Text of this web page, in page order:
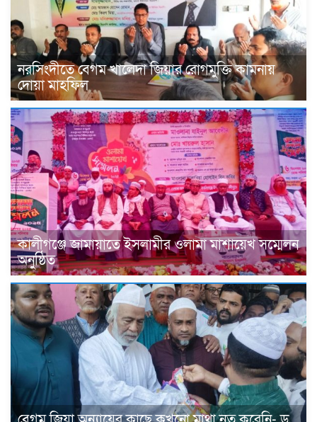
নরসিংদীতে বেগম খালেদা জিয়ার রোগমুক্তি কামনায়
দোয়া মাহফিল
কালীগঞ্জে জামায়াতে ইসলামীর ওলামা মাশায়েখ সম্মেলন
অনুষ্ঠিত